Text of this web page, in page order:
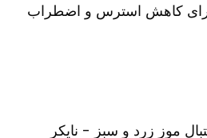
کاهش استرس و اضطراب